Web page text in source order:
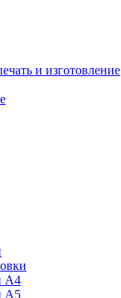
и изготовление
А4
А5